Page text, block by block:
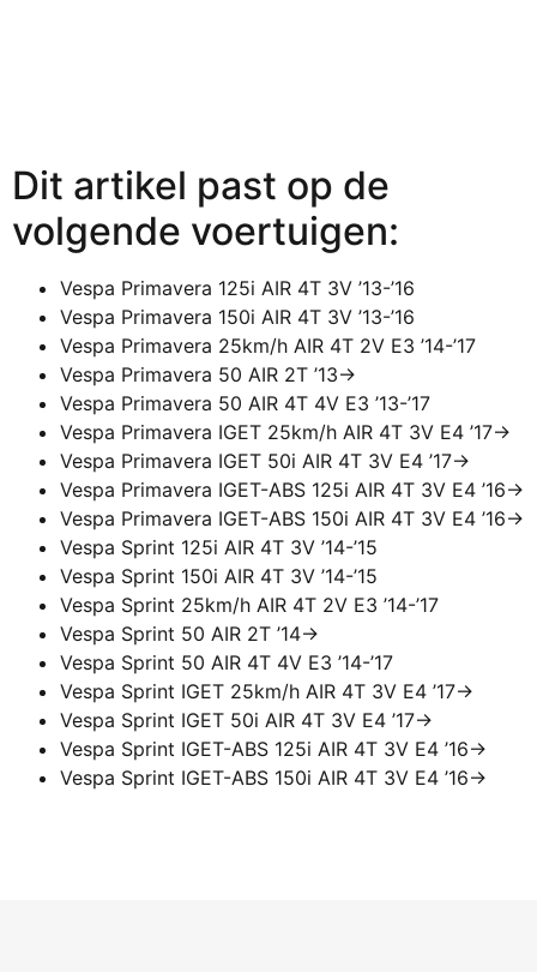
Dit artikel past op de
volgende voertuigen:
Vespa Primavera 125i AIR 4T 3V ’13-’16
Vespa Primavera 150i AIR 4T 3V ’13-’16
Vespa Primavera 25km/h AIR 4T 2V E3 ’14-’17
Vespa Primavera 50 AIR 2T ’13->
Vespa Primavera 50 AIR 4T 4V E3 ’13-’17
Vespa Primavera IGET 25km/h AIR 4T 3V E4 ’17->
Vespa Primavera IGET 50i AIR 4T 3V E4 ’17->
Vespa Primavera IGET-ABS 125i AIR 4T 3V E4 ’16->
Vespa Primavera IGET-ABS 150i AIR 4T 3V E4 ’16->
Vespa Sprint 125i AIR 4T 3V ’14-’15
Vespa Sprint 150i AIR 4T 3V ’14-’15
Vespa Sprint 25km/h AIR 4T 2V E3 ’14-’17
Vespa Sprint 50 AIR 2T ’14->
Vespa Sprint 50 AIR 4T 4V E3 ’14-’17
Vespa Sprint IGET 25km/h AIR 4T 3V E4 ’17->
Vespa Sprint IGET 50i AIR 4T 3V E4 ’17->
Vespa Sprint IGET-ABS 125i AIR 4T 3V E4 ’16->
Vespa Sprint IGET-ABS 150i AIR 4T 3V E4 ’16->